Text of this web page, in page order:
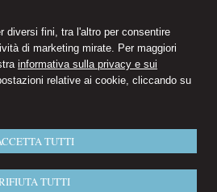
diversi fini, tra l'altro per consentire
di marketing mirate. Per maggiori
informativa sulla privacy e sui
relative ai cookie, cliccando su
TUTTI
TUTTI